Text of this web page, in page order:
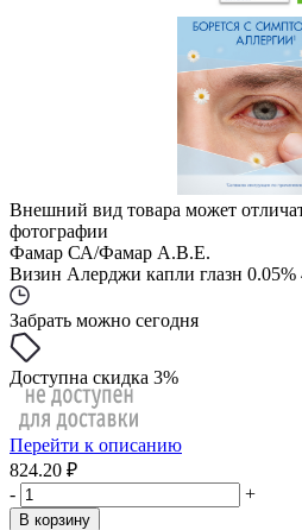
Внешний вид товара может
фотографии
Фамар СА/Фамар А.В.Е.
Визин Алерджи капли глазн 0.05%
Забрать можно сегодня
Доступна скидка 3%
Перейти к описанию
824.20 ₽
-
+
В корзину